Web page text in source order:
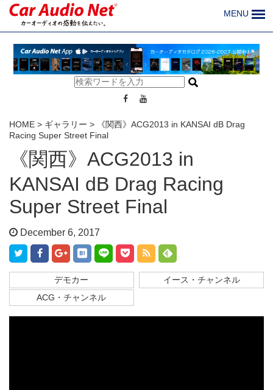
MENU
HOME > ギャラリー >
《関西》ACG2013 in KANSAI dB Drag
Racing Super Street Final
《関西》ACG2013 in
KANSAI dB Drag Racing
Super Street Final
December 6, 2017
デモカー
イース・チャンネル
ACG・チャンネル